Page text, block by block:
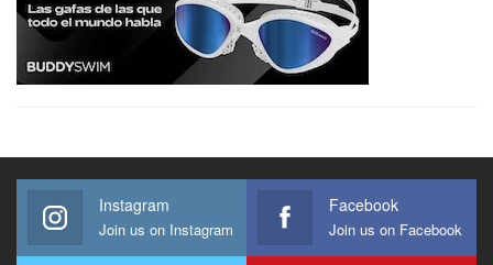
Instagram
Join us on Instagram
Facebook
Join us on Facebook